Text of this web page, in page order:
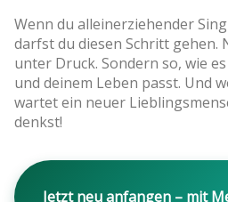
Wenn du alleinerziehender
darfst du diesen Schritt gehen.
unter Druck. Sondern so, wie
und deinem Leben passt. Und
wartet ein neuer
denkst!
Jetzt neu anfangen – mit